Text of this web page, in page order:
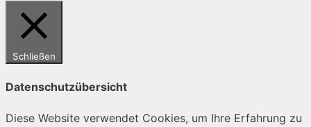
Schließen
Datenschutzübersicht
Diese Website verwendet Cookies, um Ihre Erfahrung zu